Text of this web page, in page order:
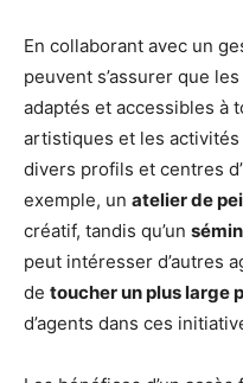
En collaborant avec un
peuvent s’assurer que
adaptés et accessibles à
artistiques et les
divers profils et centres
exemple, un atelier de
créatif, tandis qu’un
peut intéresser d’autres
de toucher un plus large
d’agents dans ces